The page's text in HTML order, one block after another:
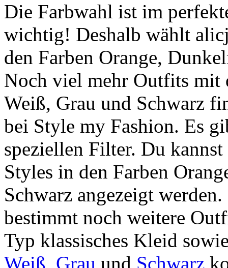
Die Farbwahl ist im
wichtig! Deshalb wählt
den Farben Orange,
Noch viel mehr Outfits mit
Weiß, Grau und Schwarz
bei Style my Fashion. Es
speziellen Filter. Du
Styles in den Farben
Schwarz angezeigt
bestimmt noch weitere
Typ klassisches Kleid
Weiß Grau und Schwarz